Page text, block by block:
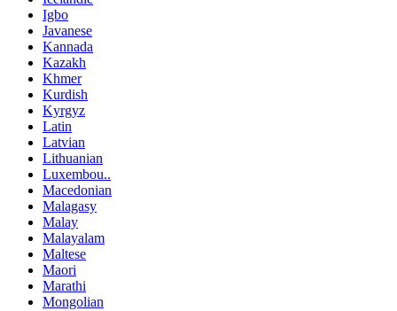
Igbo
Javanese
Kannada
Kazakh
Khmer
Kurdish
Kyrgyz
Latin
Latvian
Lithuanian
Luxembou..
Macedonian
Malagasy
Malay
Malayalam
Maltese
Maori
Marathi
Mongolian